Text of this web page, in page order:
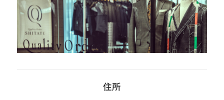
住所